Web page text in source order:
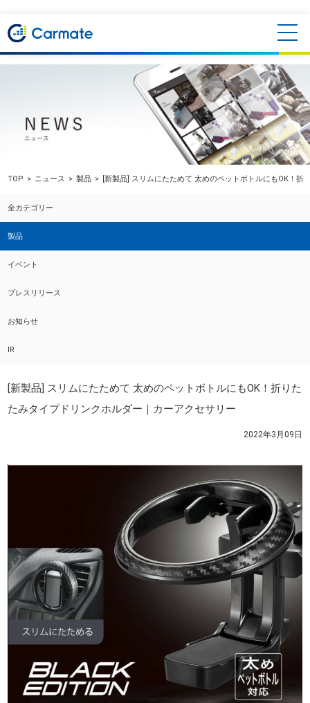
TOP ニュース 製品 [新製品] スリムにたためて 太めのペットボトルにもOK！
全カテゴリー
製品
イベント
プレスリリース
お知らせ
IR
[新製品] スリムにたためて 太めのペットボトルにもOK！折りた
たみタイプドリンクホルダー｜カーアクセサリー
2022年3月09日